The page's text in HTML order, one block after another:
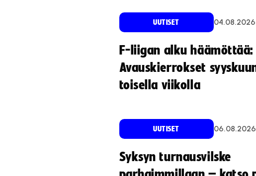
UUTISET 04.08.2026
F-liigan alku häämöttää:
Avauskierrokset
toisella viikolla
UUTISET 06.08.2026
Syksyn turnausvilske